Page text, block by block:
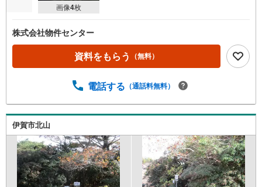
画像4枚
株式会社物件センター
資料をもらう （無料）
電話する （通話料無料）
伊賀市北山